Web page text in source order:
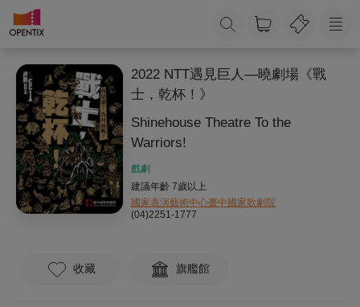
2022 NTT遇見巨人—曉劇場《戰
士，乾杯！》
Shinehouse Theatre To the
Warriors!
戲劇
建議年齡 7歲以上
國家表演藝術中心臺中國家歌劇院
(04)2251-1777
收藏 旗艦館